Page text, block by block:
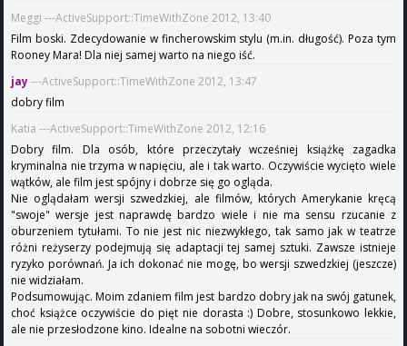
Meggi ---ActiveSupport::TimeWithZone 2012, 13:40
Film boski. Zdecydowanie w fincherowskim stylu (m.in. długość). Poza tym
Rooney Mara! Dla niej samej warto na niego iść.
jay---ActiveSupport::TimeWithZone 2012, 13:47
dobry film
Katia ---ActiveSupport::TimeWithZone 2012, 12:16
Dobry film. Dla osób, które przeczytały wcześniej książkę zagadka
kryminalna nie trzyma w napięciu, ale i tak warto. Oczywiście wycięto wiele
wątków, ale film jest spójny i dobrze się go ogląda.
Nie oglądałam wersji szwedzkiej, ale filmów, których Amerykanie kręcą
"swoje" wersje jest naprawdę bardzo wiele i nie ma sensu rzucanie z
oburzeniem tytułami. To nie jest nic niezwykłego, tak samo jak w teatrze
różni reżyserzy podejmują się adaptacji tej samej sztuki. Zawsze istnieje
ryzyko porównań. Ja ich dokonać nie mogę, bo wersji szwedzkiej (jeszcze)
nie widziałam.
Podsumowując. Moim zdaniem film jest bardzo dobry jak na swój gatunek,
choć książce oczywiście do pięt nie dorasta :) Dobre, stosunkowo lekkie,
ale nie przesłodzone kino. Idealne na sobotni wieczór.